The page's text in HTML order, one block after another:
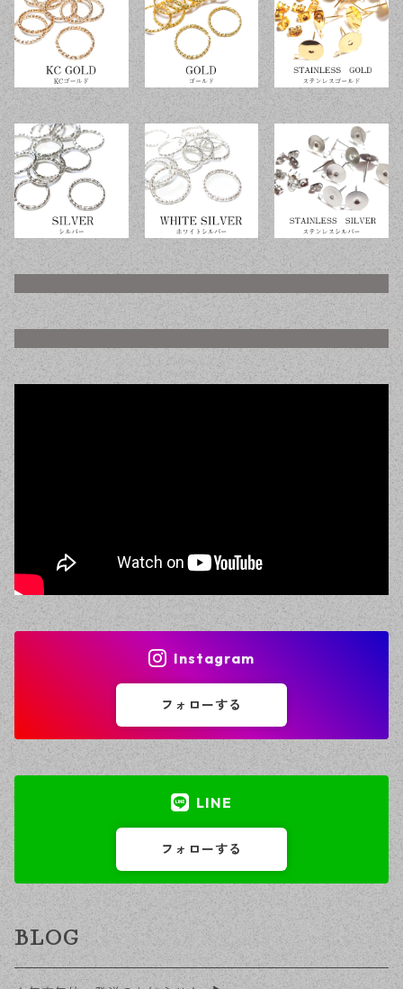
Instagram
フォローする
LINE
フォローする
BLOG